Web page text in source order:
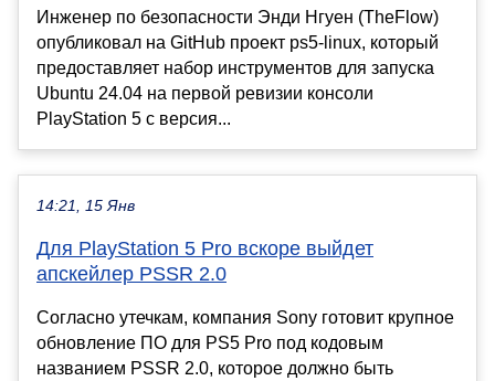
Инженер по безопасности Энди Нгуен (TheFlow)
опубликовал на GitHub проект ps5-linux, который
предоставляет набор инструментов для запуска
Ubuntu 24.04 на первой ревизии консоли
PlayStation 5 с версия...
14:21, 15 Янв
Для PlayStation 5 Pro вскоре выйдет
апскейлер PSSR 2.0
Согласно утечкам, компания Sony готовит крупное
обновление ПО для PS5 Pro под кодовым
названием PSSR 2.0, которое должно быть